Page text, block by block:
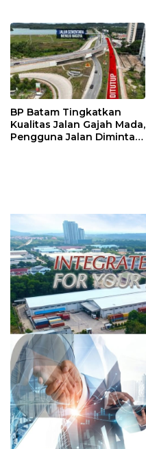
BP Batam Tingkatkan
Kualitas Jalan Gajah Mada,
Pengguna Jalan Diminta